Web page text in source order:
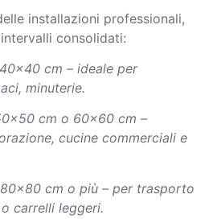
installazioni professionali,
consolidati:
cm – ideale per
minuterie.
cm o 60×60 cm –
cucine commerciali e
cm o più – per trasporto
carrelli leggeri.